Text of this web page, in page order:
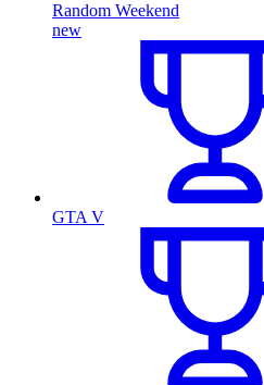
Random Weekend
new
GTA V